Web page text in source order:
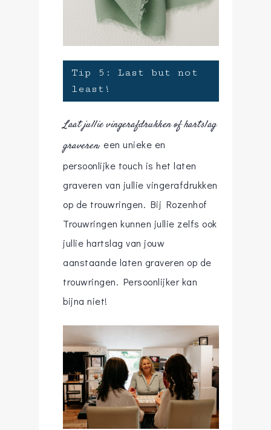
Tip 5: Last but not
least!
Laat jullie vingerafdrukken of hartslag
graveren: een unieke en
persoonlijke touch is het laten
graveren van jullie vingerafdrukken
op de trouwringen. Bij Rozenhof
Trouwringen kunnen jullie zelfs ook
jullie hartslag van jouw
aanstaande laten graveren op de
trouwringen. Persoonlijker kan
bijna niet!